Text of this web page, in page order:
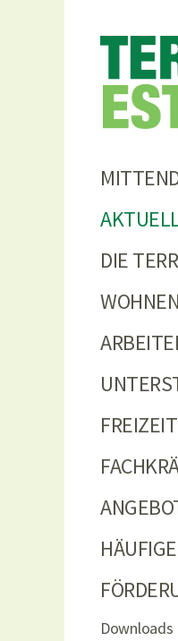
DIE
WOHNEN
FREIZEIT
Downloads